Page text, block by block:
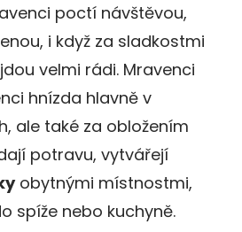
poctí návštěvou,
i když za sladkostmi
velmi rádi. Mravenci
hnízda hlavně v
ale také za obložením
potravu, vytvářejí
obytnými místnostmi,
spíže nebo kuchyně.